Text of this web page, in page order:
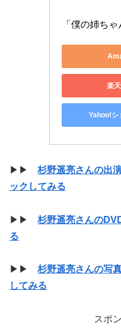
「僕の姉ちゃ
楽
Yahoo!シ
▶▶ 杉野遥亮さんの出
ックしてみる
▶▶ 杉野遥亮さんの
る
▶▶ 杉野遥亮さんの写
してみる
スポ